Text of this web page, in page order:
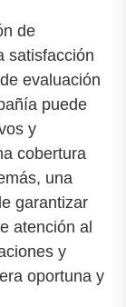
de
satisfacción
evaluación
puede
y
cobertura
una
garantizar
atención al
y
oportuna y